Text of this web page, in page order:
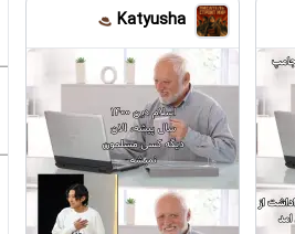
Katyusha